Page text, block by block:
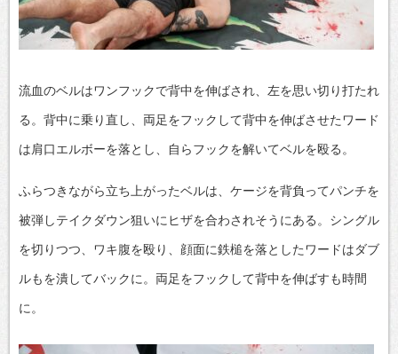
流血のベルはワンフックで背中を伸ばされ、左を思い切り打たれ
る。背中に乗り直し、両足をフックして背中を伸ばさせたワード
は肩口エルボーを落とし、自らフックを解いてベルを殴る。
ふらつきながら立ち上がったベルは、ケージを背負ってパンチを
被弾しテイクダウン狙いにヒザを合わされそうにある。シングル
を切りつつ、ワキ腹を殴り、顔面に鉄槌を落としたワードはダブ
ルもを潰してバックに。両足をフックして背中を伸ばすも時間
に。